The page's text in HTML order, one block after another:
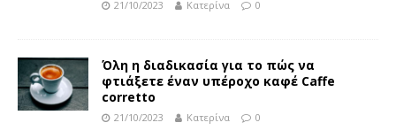
21/10/2023 Κατερίνα 0
Όλη η διαδικασία για το πώς να
φτιάξετε έναν υπέροχο καφέ Caffe
corretto
21/10/2023 Κατερίνα 0